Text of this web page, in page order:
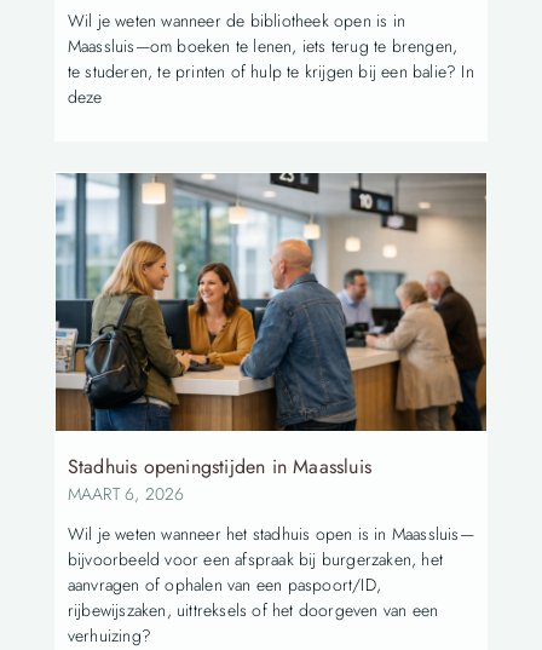
Wil je weten wanneer de bibliotheek open is in
Maassluis—om boeken te lenen, iets terug te brengen,
te studeren, te printen of hulp te krijgen bij een balie? In
deze
Stadhuis openingstijden in Maassluis
MAART 6, 2026
Wil je weten wanneer het stadhuis open is in Maassluis—
bijvoorbeeld voor een afspraak bij burgerzaken, het
aanvragen of ophalen van een paspoort/ID,
rijbewijszaken, uittreksels of het doorgeven van een
verhuizing?